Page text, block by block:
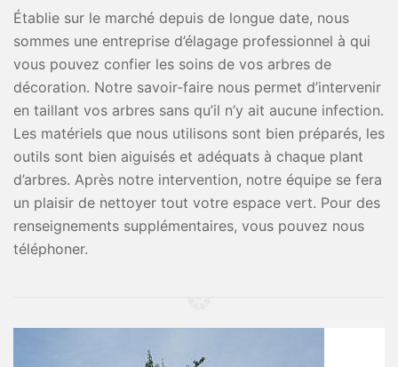
Établie sur le marché depuis de longue date, nous
sommes une entreprise d’élagage professionnel à qui
vous pouvez confier les soins de vos arbres de
décoration. Notre savoir-faire nous permet d’intervenir
en taillant vos arbres sans qu’il n’y ait aucune infection.
Les matériels que nous utilisons sont bien préparés, les
outils sont bien aiguisés et adéquats à chaque plant
d’arbres. Après notre intervention, notre équipe se fera
un plaisir de nettoyer tout votre espace vert. Pour des
renseignements supplémentaires, vous pouvez nous
téléphoner.